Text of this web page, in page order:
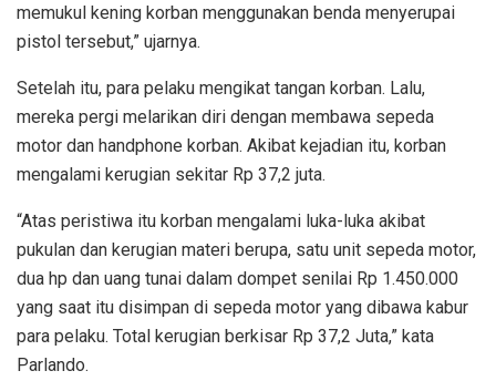
memukul kening korban menggunakan benda menyerupai
pistol tersebut,” ujarnya.
Setelah itu, para pelaku mengikat tangan korban. Lalu,
mereka pergi melarikan diri dengan membawa sepeda
motor dan handphone korban. Akibat kejadian itu, korban
mengalami kerugian sekitar Rp 37,2 juta.
“Atas peristiwa itu korban mengalami luka-luka akibat
pukulan dan kerugian materi berupa, satu unit sepeda motor,
dua hp dan uang tunai dalam dompet senilai Rp 1.450.000
yang saat itu disimpan di sepeda motor yang dibawa kabur
para pelaku. Total kerugian berkisar Rp 37,2 Juta,” kata
Parlando.